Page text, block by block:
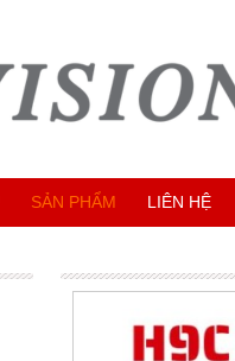
SẢN PHẨM LIÊN HỆ